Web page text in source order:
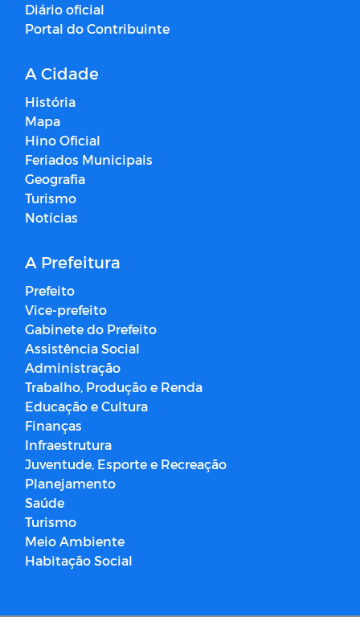
Diário oficial
Portal do Contribuinte
A Cidade
História
Mapa
Hino Oficial
Feriados Municipais
Geografia
Turismo
Notícias
A Prefeitura
Prefeito
Vice-prefeito
Gabinete do Prefeito
Assistência Social
Administração
Trabalho, Produção e Renda
Educação e Cultura
Finanças
Infraestrutura
Juventude, Esporte e Recreação
Planejamento
Saúde
Turismo
Meio Ambiente
Habitação Social